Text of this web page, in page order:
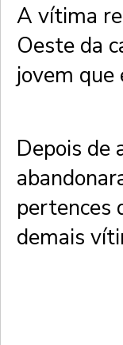
A vítima
Oeste da
jovem que
Depois de
pertences
demais